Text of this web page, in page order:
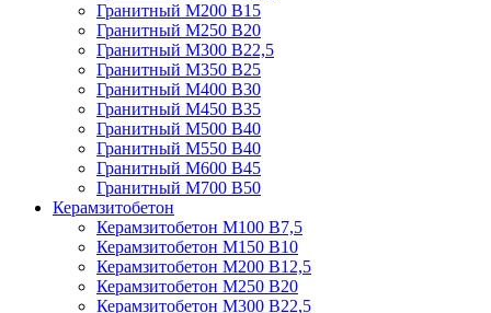
Гранитный М200 В15
Гранитный М250 В20
Гранитный М300 В22,5
Гранитный М350 В25
Гранитный М400 В30
Гранитный М450 В35
Гранитный М500 В40
Гранитный М550 В40
Гранитный М600 В45
Гранитный М700 В50
Керамзитобетон
Керамзитобетон М100 В7,5
Керамзитобетон М150 В10
Керамзитобетон М200 В12,5
Керамзитобетон М250 В20
Керамзитобетон М300 В22,5